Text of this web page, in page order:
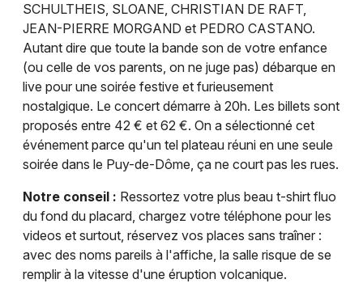
SCHULTHEIS, SLOANE, CHRISTIAN DE RAFT,
JEAN-PIERRE MORGAND et PEDRO CASTANO.
Autant dire que toute la bande son de votre enfance
(ou celle de vos parents, on ne juge pas) débarque en
live pour une soirée festive et furieusement
nostalgique. Le concert démarre à 20h. Les billets sont
proposés entre 42 € et 62 €. On a sélectionné cet
événement parce qu'un tel plateau réuni en une seule
soirée dans le Puy-de-Dôme, ça ne court pas les rues.
Notre conseil : Ressortez votre plus beau t-shirt fluo
du fond du placard, chargez votre téléphone pour les
videos et surtout, réservez vos places sans traîner :
avec des noms pareils à l'affiche, la salle risque de se
remplir à la vitesse d'une éruption volcanique.